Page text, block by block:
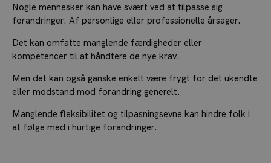
Nogle mennesker kan have svært ved at tilpasse sig
forandringer. Af personlige eller professionelle årsager.
Det kan omfatte manglende færdigheder eller
kompetencer til at håndtere de nye krav.
Men det kan også ganske enkelt være frygt for det ukendte
eller modstand mod forandring generelt.
Manglende fleksibilitet og tilpasningsevne kan hindre folk i
at følge med i hurtige forandringer.